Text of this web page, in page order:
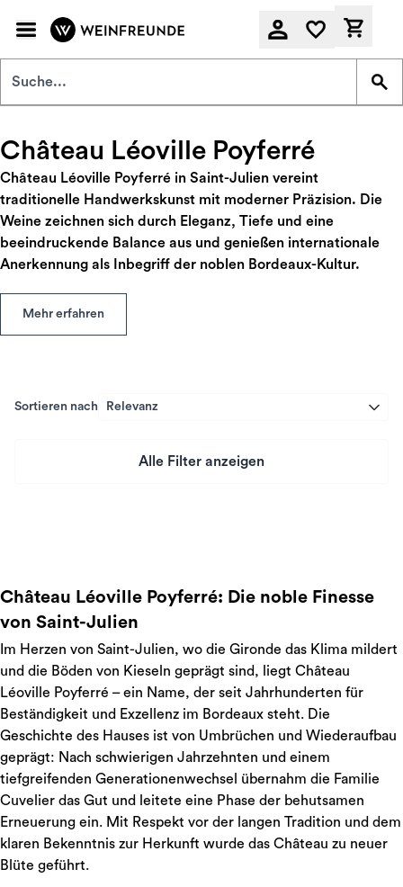
Château Léoville Poyferré
Château Léoville Poyferré in Saint-Julien vereint
traditionelle Handwerkskunst mit moderner Präzision. Die
Weine zeichnen sich durch Eleganz, Tiefe und eine
beeindruckende Balance aus und genießen internationale
Anerkennung als Inbegriff der noblen Bordeaux-Kultur.
Mehr erfahren
Sortieren nach Relevanz
Alle Filter anzeigen
Château Léoville Poyferré: Die noble Finesse
von Saint-Julien
Im Herzen von Saint-Julien, wo die Gironde das Klima mildert
und die Böden von Kieseln geprägt sind, liegt Château
Léoville Poyferré – ein Name, der seit Jahrhunderten für
Beständigkeit und Exzellenz im Bordeaux steht. Die
Geschichte des Hauses ist von Umbrüchen und Wiederaufbau
geprägt: Nach schwierigen Jahrzehnten und einem
tiefgreifenden Generationenwechsel übernahm die Familie
Cuvelier das Gut und leitete eine Phase der behutsamen
Erneuerung ein. Mit Respekt vor der langen Tradition und dem
klaren Bekenntnis zur Herkunft wurde das Château zu neuer
Blüte geführt.